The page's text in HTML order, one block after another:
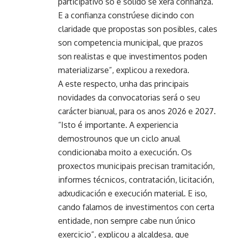
E a confianza constrúese dicindo con
claridade que propostas son posibles, cales
son competencia municipal, que prazos
son realistas e que investimentos poden
materializarse”, explicou a rexedora.
A este respecto, unha das principais
novidades da convocatorias será o seu
carácter bianual, para os anos 2026 e 2027.
“Isto é importante. A experiencia
demostrounos que un ciclo anual
condicionaba moito a execución. Os
proxectos municipais precisan tramitación,
informes técnicos, contratación, licitación,
adxudicación e execución material. E iso,
cando falamos de investimentos con certa
entidade, non sempre cabe nun único
exercicio”, explicou a alcaldesa, que